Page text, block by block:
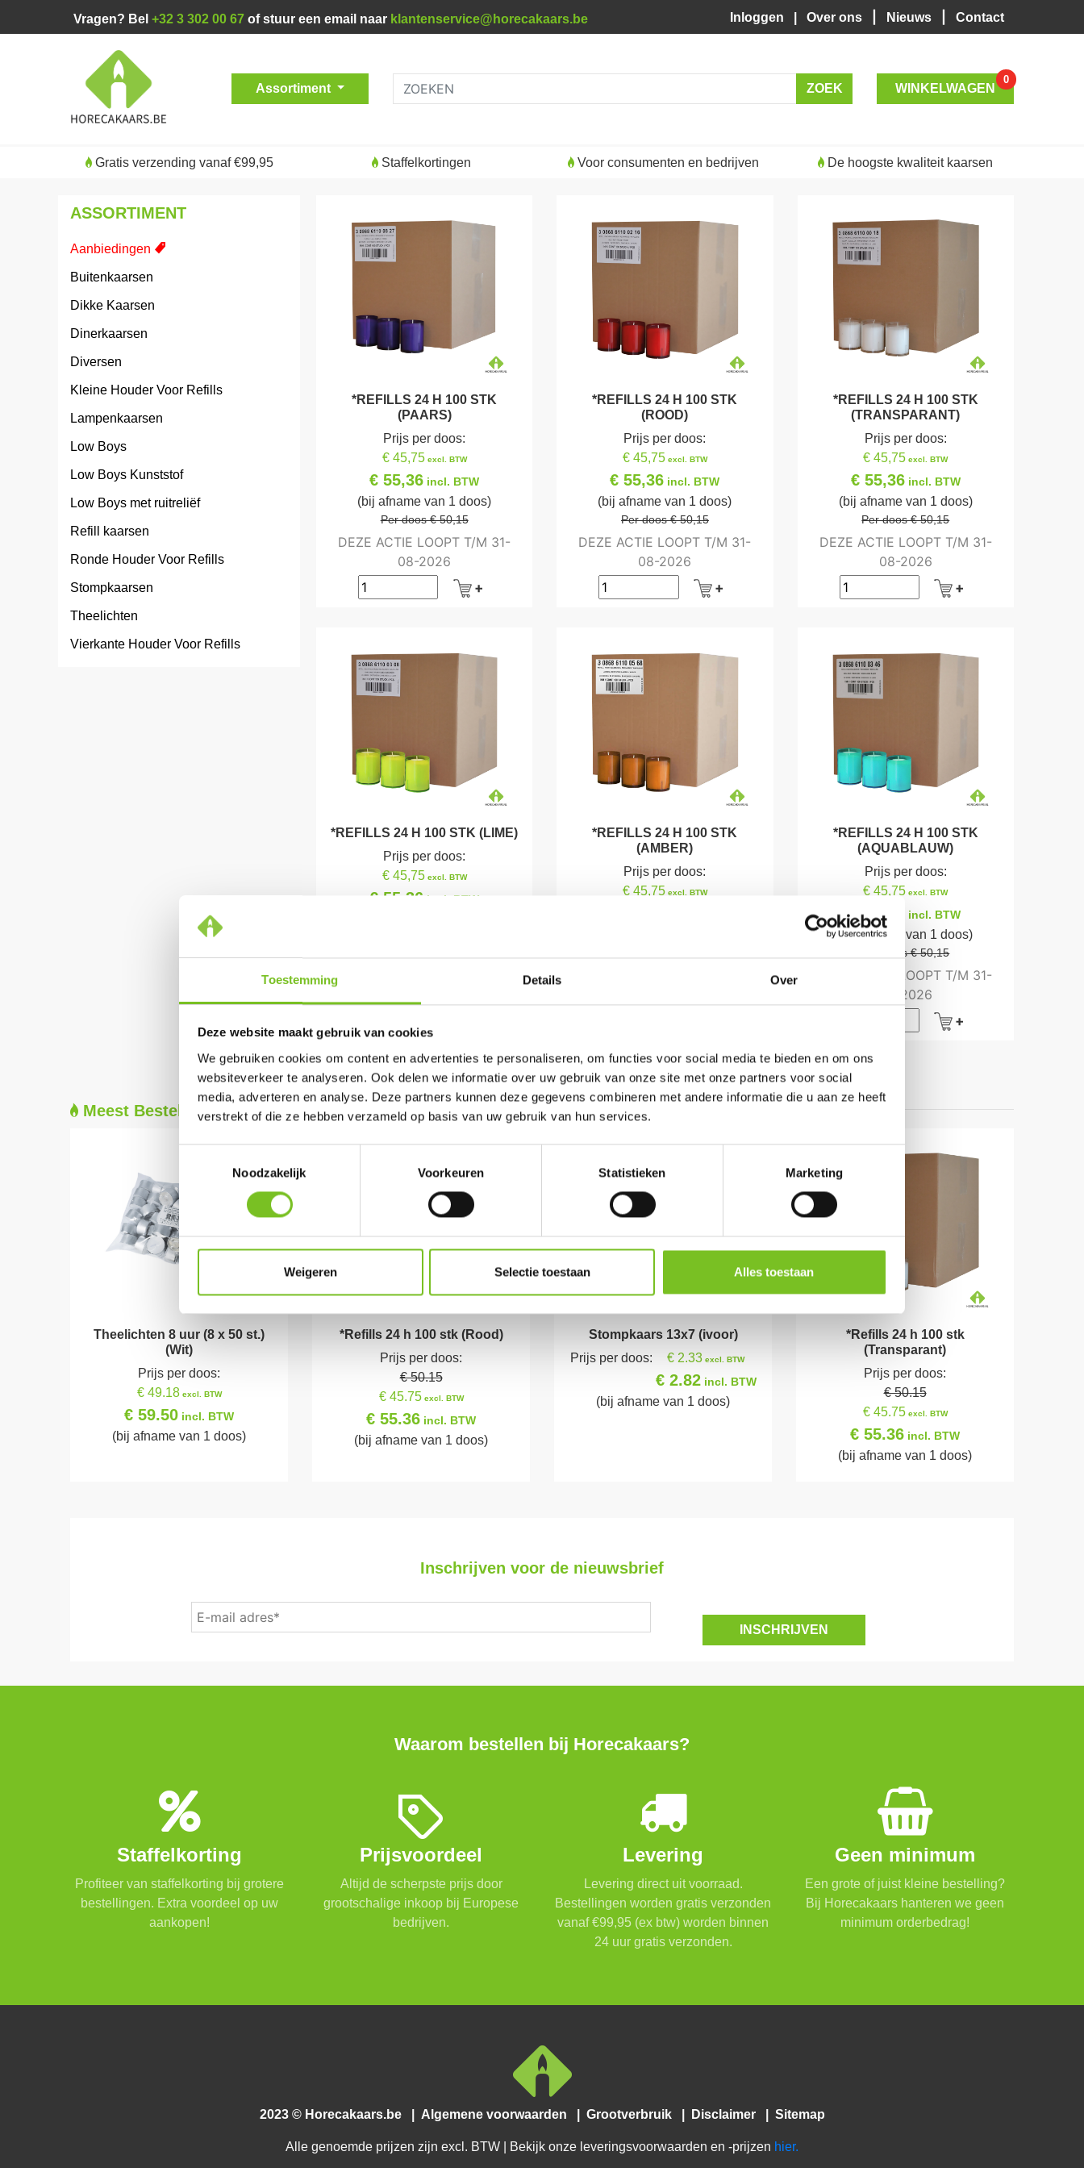
Toestemming Details Over
Deze website maakt gebruik van cookies
We gebruiken cookies om content en advertenties te personaliseren, om functies voor social media te bieden en om ons
websiteverkeer te analyseren. Ook delen we informatie over uw gebruik van onze site met onze partners voor social
media, adverteren en analyse. Deze partners kunnen deze gegevens combineren met andere informatie die u aan ze heeft
verstrekt of die ze hebben verzameld op basis van uw gebruik van hun services.
Noodzakelijk
Voorkeuren Statistieken Marketing
Weigeren Selectie toestaan Alles toestaan
Vragen? Bel +32 3 302 00 67 of stuur een email naar klantenservice@horecakaars.be Inloggen Over ons Nieuws Contact
Assortiment WINKELWAGEN
0
Gratis verzending vanaf €99,95 Staffelkortingen Voor consumenten en bedrijven De hoogste kwaliteit kaarsen
ASSORTIMENT
Aanbiedingen
Buitenkaarsen
Dikke Kaarsen
Dinerkaarsen
Diversen
Kleine Houder Voor Refills
Lampenkaarsen
Low Boys
Low Boys Kunststof
Low Boys met ruitreliëf
Refill kaarsen
Ronde Houder Voor Refills
Stompkaarsen
Theelichten
Vierkante Houder Voor Refills
*REFILLS 24 H 100 STK
(PAARS)
Prijs per doos:
€ 45,75excl. BTW
€ 55,36 incl. BTW
(bij afname van 1 doos)
Per doos € 50,15
DEZE ACTIE LOOPT T/M 31-
08-2026
*REFILLS 24 H 100 STK
(ROOD)
Prijs per doos:
€ 45,75excl. BTW
€ 55,36 incl. BTW
(bij afname van 1 doos)
Per doos € 50,15
DEZE ACTIE LOOPT T/M 31-
08-2026
*REFILLS 24 H 100 STK
(TRANSPARANT)
Prijs per doos:
€ 45,75 excl. BTW
€ 55,36incl. BTW
(bij afname van 1 doos)
Per doos € 50,15
DEZE ACTIE LOOPT T/M 31-
08-2026
*REFILLS 24 H 100 STK (LIME)
Prijs per doos:
€ 45,75excl. BTW
€ 55,36 incl. BTW
DEZE ACTIE LOOPT T/M 31-
*REFILLS 24 H 100 STK
(AMBER)
Prijs per doos:
€ 45,75excl. BTW
*REFILLS 24 H 100 STK
(AQUABLAUW)
Prijs per doos:
€ 45,75 excl. BTW
€ 55,36 incl. BTW
(bij afname van 1 doos)
Per doos € 50,15
DEZE ACTIE LOOPT T/M 31-
08-2026
Meest Besteld
Theelichten 8 uur (8 x 50 st.)
(Wit)
Prijs per doos:
€ 49.18excl. BTW
€ 59.50 incl. BTW
(bij afname van 1 doos)
*Refills 24 h 100 stk (Rood)
Prijs per doos:
€ 50.15
€ 45.75excl. BTW
€ 55.36 incl. BTW
(bij afname van 1 doos)
Stompkaars 13x7 (ivoor)
Prijs per doos:
€ 2.33 excl. BTW
€ 2.82incl. BTW
(bij afname van 1 doos)
*Refills 24 h 100 stk
(Transparant)
Prijs per doos:
€ 50.15
€ 45.75excl. BTW
€ 55.36 incl. BTW
(bij afname van 1 doos)
Inschrijven voor de nieuwsbrief
Waarom bestellen bij Horecakaars?
Staffelkorting
Profiteer van staffelkorting bij grotere
bestellingen. Extra voordeel op uw
aankopen!
Prijsvoordeel
Altijd de scherpste prijs door
grootschalige inkoop bij Europese
bedrijven.
Levering
Levering direct uit voorraad.
Bestellingen worden gratis verzonden
vanaf €99,95 (ex btw) worden binnen
24 uur gratis verzonden.
Geen minimum
Een grote of juist kleine bestelling?
Bij Horecakaars hanteren we geen
minimum orderbedrag!
2023 © Horecakaars.be Algemene voorwaarden Grootverbruik Disclaimer Sitemap
Alle genoemde prijzen zijn excl. BTW | Bekijk onze leveringsvoorwaarden en -prijzen hier.